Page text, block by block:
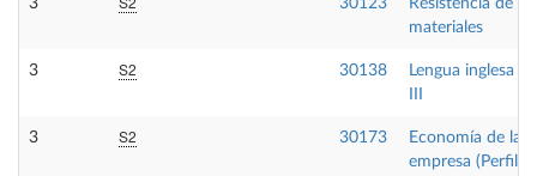
3 30123
Resistencia de
materiales
3 S2 30138
Lengua inglesa
3 S2 30173
Economía de la
empresa (Perfil